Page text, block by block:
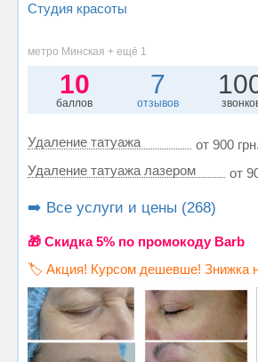
Студия красоты
метро Минская + ещё 1
10
баллов
7
отзывов
Удаление татуажа
от 900
Удаление татуажа лазером
от
➡️ Все услуги и цены (268)
🎁 Cкидка 5% по промокоду Barb
🏷️ Акция! Курсом дешевше! Знижка